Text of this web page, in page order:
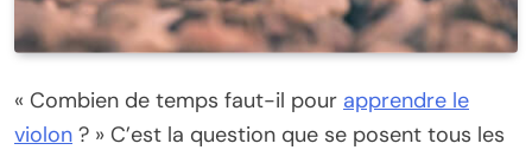
« Combien de temps faut-il pour apprendre le
violon ? » C’est la question que se posent tous les